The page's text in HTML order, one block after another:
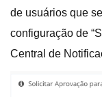
de usuários que
configuração de
Central de